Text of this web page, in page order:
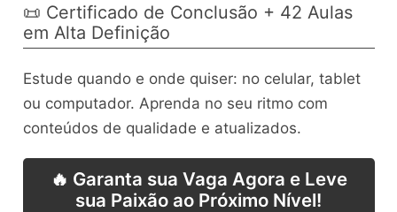
📜 Certificado de Conclusão + 42 Aulas
em Alta Definição
Estude quando e onde quiser: no celular, tablet
ou computador. Aprenda no seu ritmo com
conteúdos de qualidade e atualizados.
🔥 Garanta sua Vaga Agora e Leve
sua Paixão ao Próximo Nível!